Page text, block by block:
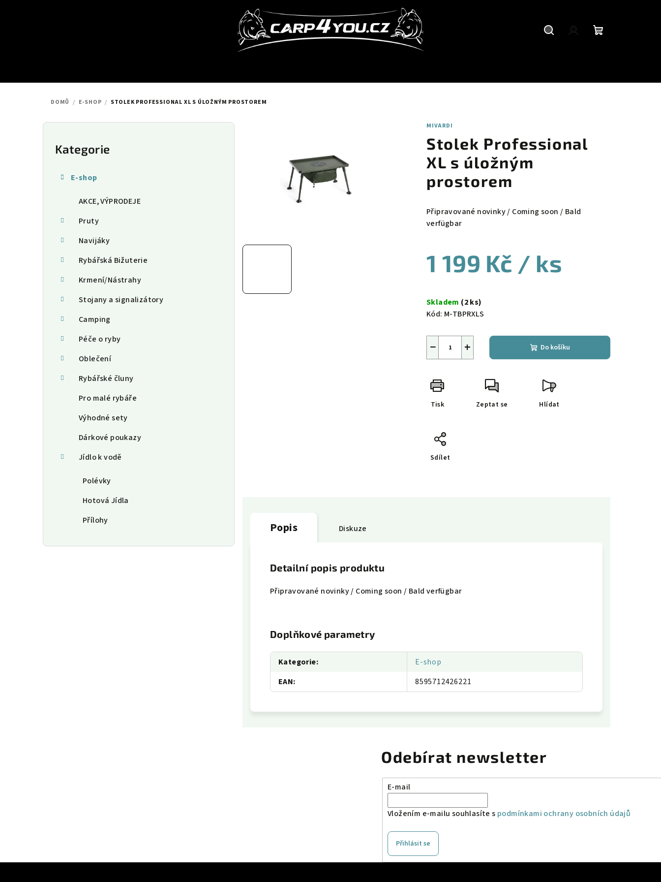
DOMŮ / E-SHOP / STOLEK PROFESSIONAL XL S ÚLOŽNÝM PROSTOREM
P
Přeskočit
kategorie
Kategorie
E-shop
AKCE, VÝPRODEJE
Pruty
Navijáky
Rybářská Bižuterie
Krmení/Nástrahy
Stojany a signalizátory
Camping
Péče o ryby
Oblečení
Rybářské čluny
Pro malé rybáře
Výhodné sety
Dárkové poukazy
Jídlo k vodě
Polévky
Hotová Jídla
Přílohy
MIVARDI
Stolek Professional
XL s úložným
prostorem
Připravované novinky / Coming soon / Bald
verfügbar
1 199 Kč / ks
cena:
Skladem (2 ks)
Kód: M-TBPRXLS
+
− Do košíku
Tisk Zeptat se Hlídat
Sdílet
Popis Diskuze
Detailní popis produktu
Připravované novinky / Coming soon / Bald verfügbar
Doplňkové parametry
Kategorie:
E-shop
EAN: 8595712426221
Odebírat newsletter
E-mail
Vložením e-mailu souhlasíte s podmínkami ochrany osobních údajů
Přihlásit se